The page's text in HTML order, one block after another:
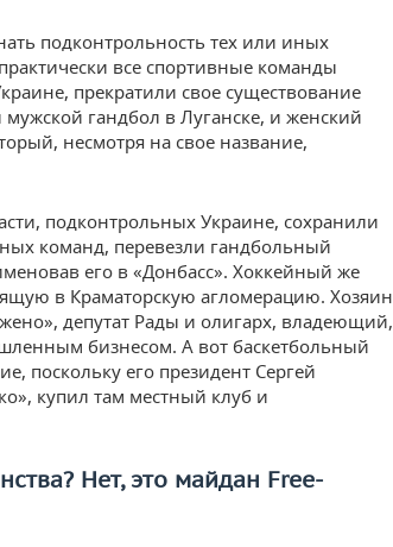
подконтрольность тех или иных
все спортивные команды
прекратили свое существование
гандбол в Луганске, и женский
несмотря на свое название,
подконтрольных Украине, сохранили
команд, перевезли гандбольный
его в «Донбасс». Хоккейный же
в Краматорскую агломерацию. Хозяин
депутат Рады и олигарх, владеющий,
бизнесом. А вот баскетбольный
поскольку его президент Сергей
купил там местный клуб и
Нет, это майдан Free-